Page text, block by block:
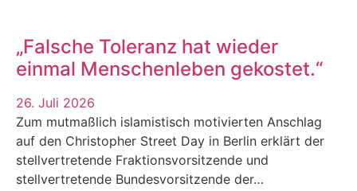
„Falsche Toleranz hat wieder
einmal Menschenleben gekostet.“
26. Juli 2026
Zum mutmaßlich islamistisch motivierten Anschlag
auf den Christopher Street Day in Berlin erklärt der
stellvertretende Fraktionsvorsitzende und
stellvertretende Bundesvorsitzende der…